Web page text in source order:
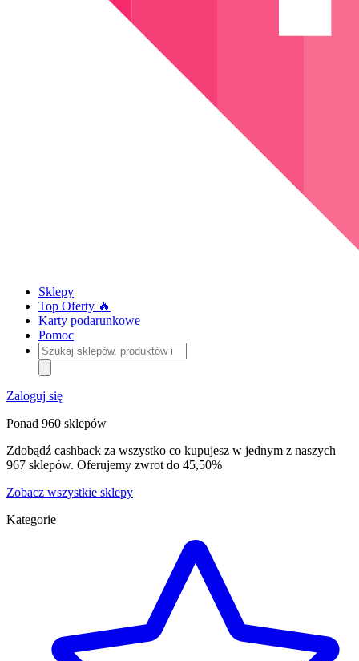
Sklepy
Top Oferty 🔥
Karty podarunkowe
Pomoc
Szukaj
sklepów,
produktów
i
kategorii
Zaloguj się
Ponad 960 sklepów
Zdobądź cashback za wszystko co kupujesz w jednym z naszych
967 sklepów. Oferujemy zwrot do 45,50%
Zobacz wszystkie sklepy
Kategorie